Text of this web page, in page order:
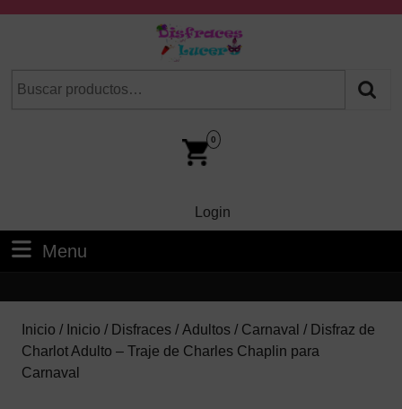
Cuando hay resultados autocompletados, puedes utilizar
0
LoginLogin
Menu
Inicio / Inicio / Disfraces / Adultos / Carnaval / Disfraz de
Charlot Adulto – Traje de Charles Chaplin para
Carnaval